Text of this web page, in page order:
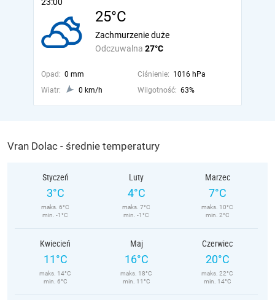
25°C
Odczuwalna 27°C
Zachmurzenie duże
Opad: 0 mm Ciśnienie: 1016 hPa
Wiatr:
0 km/h Wilgotność: 63%
Vran Dolac - średnie temperatury
Styczeń
3°C
maks. 6°C
min. -1°C
Luty
4°C
maks. 7°C
min. -1°C
Marzec
7°C
maks. 10°C
min. 2°C
Kwiecień
11°C
maks. 14°C
min. 6°C
Maj
16°C
maks. 18°C
min. 11°C
Czerwiec
20°C
maks. 22°C
min. 14°C